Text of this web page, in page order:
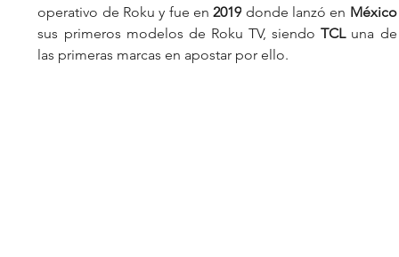
operativo de Roku y fue en 2019 donde lanzó en México
sus primeros modelos de Roku TV, siendo TCL una de
las primeras marcas en apostar por ello.